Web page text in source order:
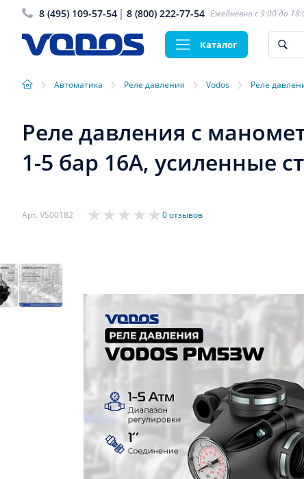
8 (495) 109-57-54 8 (800) 222-77-54 Ежедневно с 9:00 до
Каталог
› Автоматика › Реле давления › Vodos › Реле
Реле давления с
1-5 бар 16А, усиленные
Арт. VS00182 0 отзывов